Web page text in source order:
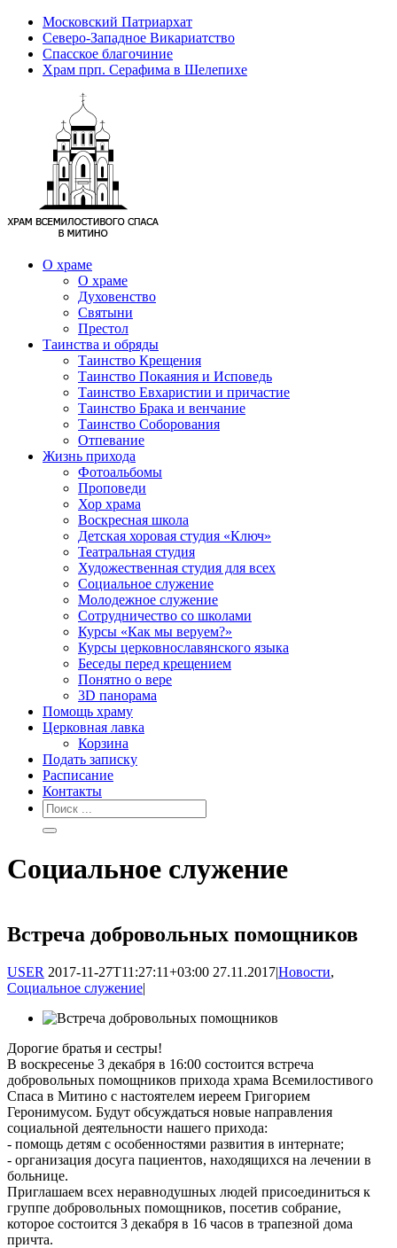
Московский Патриархат
Северо-Западное Викариатство
Спасское благочиние
Храм прп. Серафима в Шелепихе
О храме
О храме
Духовенство
Святыни
Престол
Таинства и обряды
Таинство Крещения
Таинство Покаяния и Исповедь
Таинство Евхаристии и причастие
Таинство Брака и венчание
Таинство Соборования
Отпевание
Жизнь прихода
Фотоальбомы
Проповеди
Хор храма
Воскресная школа
Детская хоровая студия «Ключ»
Театральная студия
Х​удожественная студия для всех
Социальное служение
Молодежное служение
Сотрудничество со школами
Курсы «Как мы веруем?»
Курсы церковнославянского языка
Беседы перед крещением
Понятно о вере
3D панорама
Помощь храму
Церковная лавка
Корзина
Подать записку
Расписание
Контакты
Социальное служение
Встреча добровольных помощников
USER 2017-11-27T11:27:11+03:00 27.11.2017|Новости,
Социальное служение|
Дорогие братья и сестры!
В воскресенье 3 декабря в 16:00 состоится встреча
добровольных помощников прихода храма Всемилостивого
Спаса в Митино с настоятелем иереем Григорием
Геронимусом. Будут обсуждаться новые направления
социальной деятельности нашего прихода:
- помощь детям с особенностями развития в интернате;
- организация досуга пациентов, находящихся на лечении в
больнице.
Приглашаем всех неравнодушных людей присоединиться к
группе добровольных помощников, посетив собрание,
которое состоится 3 декабря в 16 часов в трапезной дома
причта.